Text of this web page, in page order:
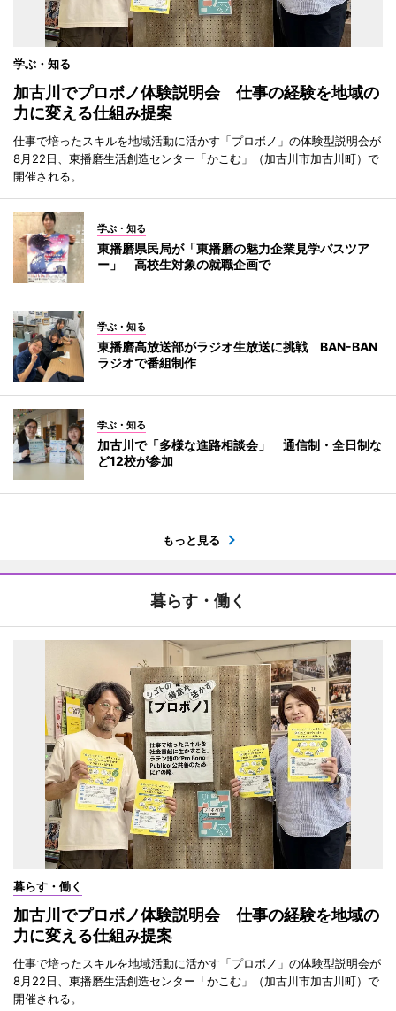
学ぶ・知る
加古川でプロボノ体験説明会 仕事の経験を地域の
力に変える仕組み提案
仕事で培ったスキルを地域活動に活かす「プロボノ」の体験型説明会が
8月22日、東播磨生活創造センター「かこむ」（加古川市加古川町）で
開催される。
学ぶ・知る
東播磨県民局が「東播磨の魅力企業見学バスツア
ー」 高校生対象の就職企画で
学ぶ・知る
東播磨高放送部がラジオ生放送に挑戦 BAN-BAN
ラジオで番組制作
学ぶ・知る
加古川で「多様な進路相談会」 通信制・全日制な
ど12校が参加
もっと見る
暮らす・働く
暮らす・働く
加古川でプロボノ体験説明会 仕事の経験を地域の
力に変える仕組み提案
仕事で培ったスキルを地域活動に活かす「プロボノ」の体験型説明会が
8月22日、東播磨生活創造センター「かこむ」（加古川市加古川町）で
開催される。